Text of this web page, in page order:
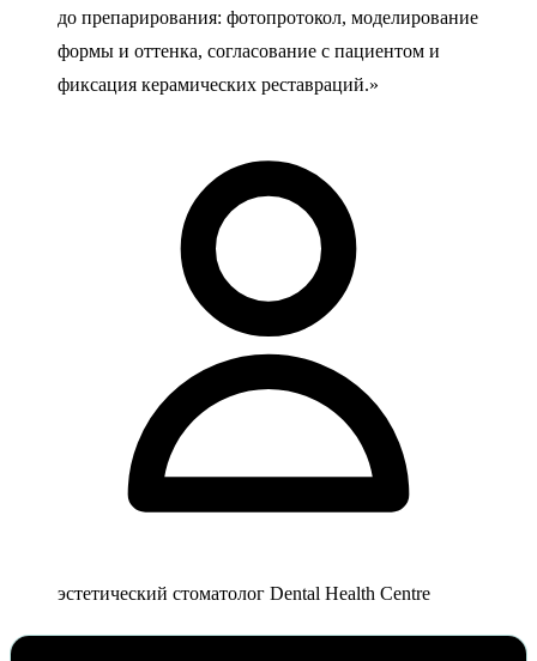
до препарирования: фотопротокол, моделирование
формы и оттенка, согласование с пациентом и
фиксация керамических реставраций.»
эстетический стоматолог Dental Health Centre